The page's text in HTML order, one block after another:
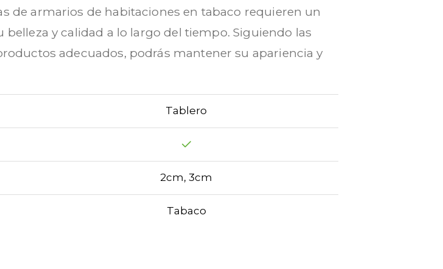
de armarios de habitaciones en tabaco requieren un
y calidad a lo largo del tiempo. Siguiendo las
adecuados, podrás mantener su apariencia y
Tablero
2cm, 3cm
Tabaco